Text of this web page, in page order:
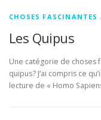
CHOSES FASCINANTES
Les Quipus
Une catégorie de choses
quipus? J’ai compris ce
lecture de « Homo